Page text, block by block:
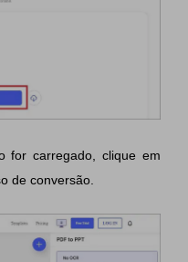
for carregado, clique em
de conversão.